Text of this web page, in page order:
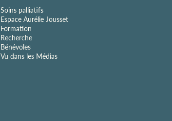
Soins palliatifs
Espace Aurélie Jousset
Formation
Recherche
Bénévoles
Vu dans les Médias